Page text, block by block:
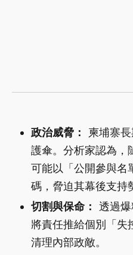
政治威脅：
柬埔寨
護傘。分析家認為，
可能以「公開參與名
碼，脅迫其幕後支持
切割與保命：
透過
將責任推給個別「失
清理內部政敵。